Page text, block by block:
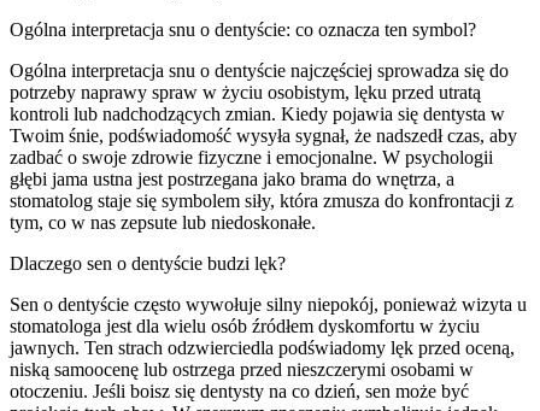
Ogólna interpretacja snu o dentyście: co oznacza ten symbol?
Ogólna interpretacja snu o dentyście najczęściej sprowadza się do
potrzeby naprawy spraw w życiu osobistym, lęku przed utratą
kontroli lub nadchodzących zmian. Kiedy pojawia się dentysta w
Twoim śnie, podświadomość wysyła sygnał, że nadszedł czas, aby
zadbać o swoje zdrowie fizyczne i emocjonalne. W psychologii
głębi jama ustna jest postrzegana jako brama do wnętrza, a
stomatolog staje się symbolem siły, która zmusza do konfrontacji z
tym, co w nas zepsute lub niedoskonałe.
Dlaczego sen o dentyście budzi lęk?
Sen o dentyście często wywołuje silny niepokój, ponieważ wizyta u
stomatologa jest dla wielu osób źródłem dyskomfortu w życiu
jawnych. Ten strach odzwierciedla podświadomy lęk przed oceną,
niską samoocenę lub ostrzega przed nieszczerymi osobami w
otoczeniu. Jeśli boisz się dentysty na co dzień, sen może być